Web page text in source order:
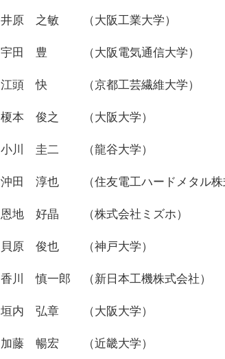
井原 之敏 （大阪工業大学）
宇田 豊 （大阪電気通信大学）
江頭 快 （京都工芸繊維大学）
榎本 俊之 （大阪大学）
小川 圭二 （龍谷大学）
沖田 淳也 （住友電工ハードメタル
恩地 好晶 （株式会社ミズホ）
貝原 俊也 （神戸大学）
香川 慎一郎 （新日本工機株式会社）
垣内 弘章 （大阪大学）
加藤 暢宏 （近畿大学）